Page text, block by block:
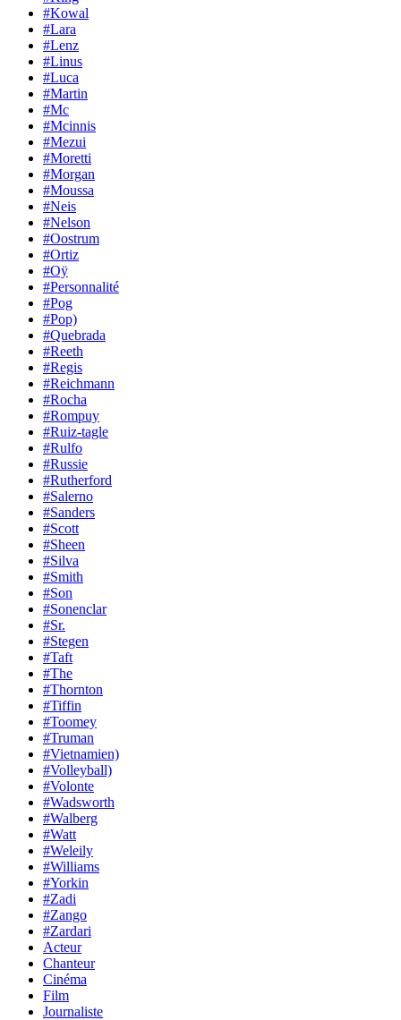
#Kowal
#Lara
#Lenz
#Linus
#Luca
#Martin
#Mc
#Mcinnis
#Mezui
#Moretti
#Morgan
#Moussa
#Neis
#Nelson
#Oostrum
#Ortiz
#Oÿ
#Personnalité
#Pog
#Pop)
#Quebrada
#Reeth
#Regis
#Reichmann
#Rocha
#Rompuy
#Ruiz-tagle
#Rulfo
#Russie
#Rutherford
#Salerno
#Sanders
#Scott
#Sheen
#Silva
#Smith
#Son
#Sonenclar
#Sr.
#Stegen
#Taft
#The
#Thornton
#Tiffin
#Toomey
#Truman
#Vietnamien)
#Volleyball)
#Volonte
#Wadsworth
#Walberg
#Watt
#Weleily
#Williams
#Yorkin
#Zadi
#Zango
#Zardari
Acteur
Chanteur
Cinéma
Film
Journaliste